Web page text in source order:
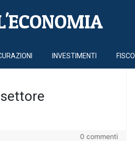
INVESTIMENTI FISCO
0 commenti